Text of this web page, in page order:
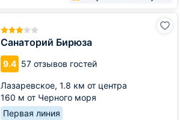
Санаторий Бирюза
9.4 57 отзывов гостей
Лазаревское, 1.8 км от центра
160 м от Черного моря
Первая линия